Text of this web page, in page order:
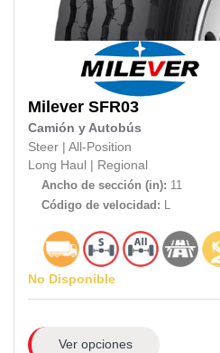
Milever SFR03
Camión y Autobús
Steer | All-Position
Long Haul | Regional
Ancho de sección (in): 11
Código de velocidad: L
No Disponible
Ver opciones